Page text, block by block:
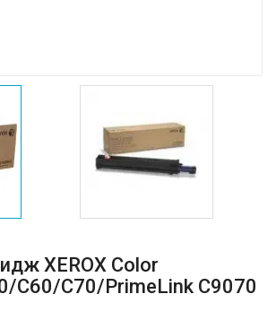
XEROX Color
С60/С70/PrimeLink C9070